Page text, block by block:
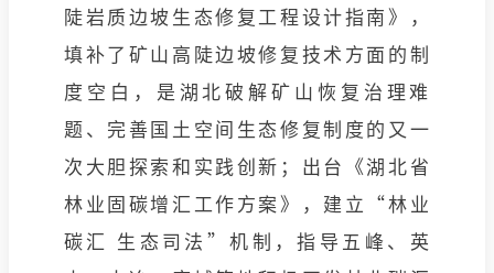
陡岩质边坡生态修复工程设计指南》，
填补了矿山高陡边坡修复技术方面的制
度空白，是湖北破解矿山恢复治理难
题、完善国土空间生态修复制度的又一
次大胆探索和实践创新；出台《湖北省
林业固碳增汇工作方案》，建立“林业
碳汇 生态司法”机制，指导五峰、英